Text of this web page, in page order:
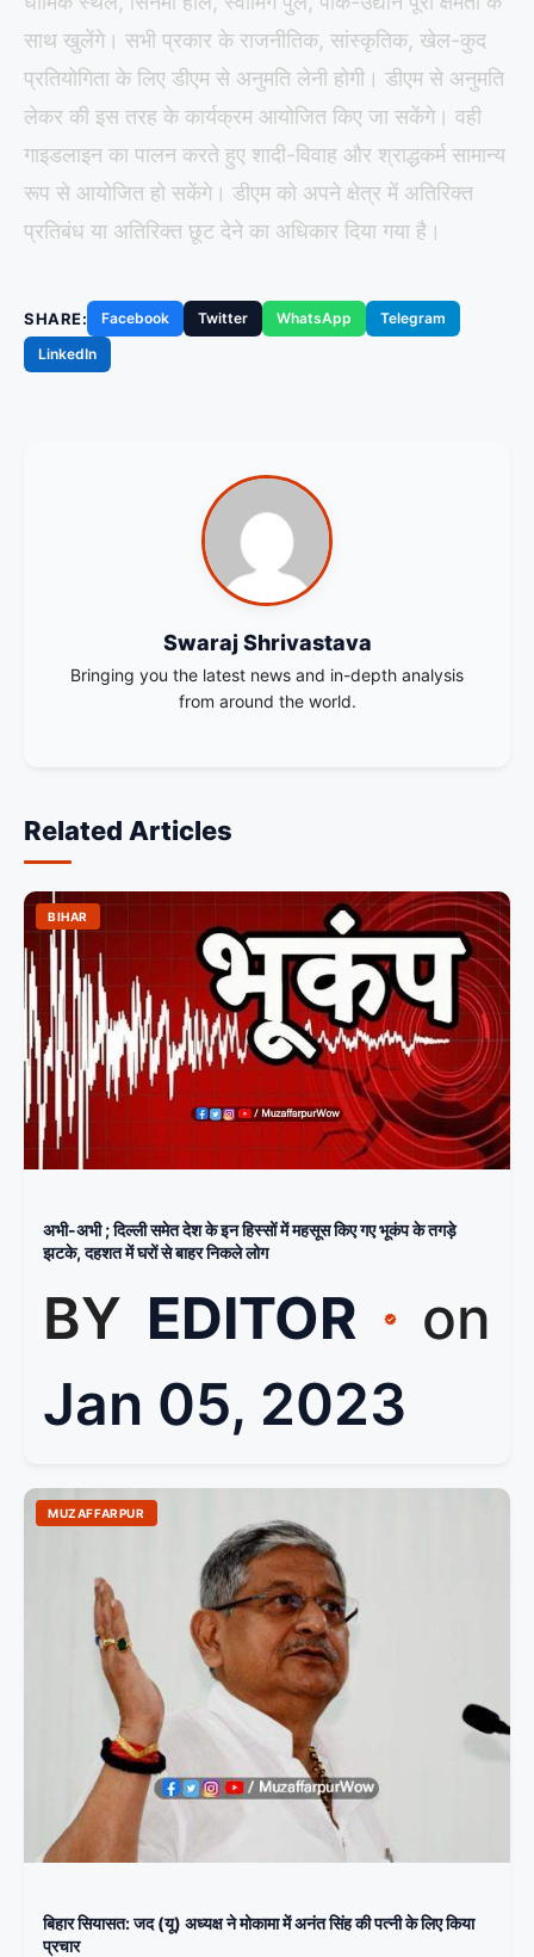
साथ खुलेंगे। सभी प्रकार के राजनीतिक, सांस्कृतिक, खेल-कुद
प्रतियोगिता के लिए डीएम से अनुमति लेनी होगी। डीएम से अनुमति
लेकर की इस तरह के कार्यक्रम आयोजित किए जा सकेंगे। वही
गाइडलाइन का पालन करते हुए शादी-विवाह और श्राद्धकर्म सामान्य
रूप से आयोजित हो सकेंगे। डीएम को अपने क्षेत्र में अतिरिक्त
प्रतिबंध या अतिरिक्त छूट देने का अधिकार दिया गया है।
SHARE: Facebook Twitter WhatsApp
Telegram
LinkedIn
Swaraj Shrivastava
Bringing you the latest news and in-depth analysis
from around the world.
Related Articles
BIHAR
अभी-अभी ; दिल्ली समेत देश के इन हिस्सों में महसूस किए गए भूकंप के तगड़े
झटके, दहशत में घरों से बाहर निकले लोग
BY EDITOR
on
Jan 05, 2023
MUZAFFARPUR
बिहार सियासत: जद (यू) अध्यक्ष ने मोकामा में अनंत सिंह की पत्नी के लिए किया
प्रचार